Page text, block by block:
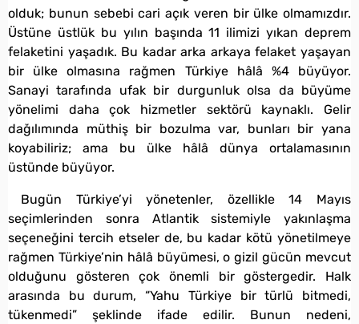
olduk; bunun sebebi cari açık veren bir ülke olmamızdır.
Üstüne üstlük bu yılın başında 11 ilimizi yıkan deprem
felaketini yaşadık. Bu kadar arka arkaya felaket yaşayan
bir ülke olmasına rağmen Türkiye hâlâ %4 büyüyor.
Sanayi tarafında ufak bir durgunluk olsa da büyüme
yönelimi daha çok hizmetler sektörü kaynaklı. Gelir
dağılımında müthiş bir bozulma var, bunları bir yana
koyabiliriz; ama bu ülke hâlâ dünya ortalamasının
üstünde büyüyor.
Bugün Türkiye’yi yönetenler, özellikle 14 Mayıs
seçimlerinden sonra Atlantik sistemiyle yakınlaşma
seçeneğini tercih etseler de, bu kadar kötü yönetilmeye
rağmen Türkiye’nin hâlâ büyümesi, o gizil gücün mevcut
olduğunu gösteren çok önemli bir göstergedir. Halk
arasında bu durum, “Yahu Türkiye bir türlü bitmedi,
tükenmedi” şeklinde ifade edilir. Bunun nedeni,